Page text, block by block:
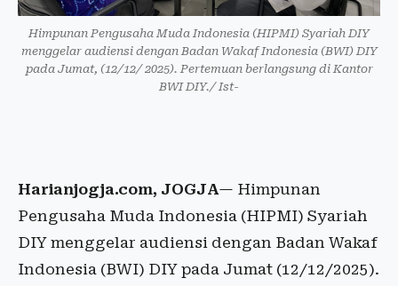
Himpunan Pengusaha Muda Indonesia (HIPMI) Syariah DIY
menggelar audiensi dengan Badan Wakaf Indonesia (BWI) DIY
pada Jumat, (12/12/ 2025). Pertemuan berlangsung di Kantor
BWI DIY./ Ist-
Harianjogja.com, JOGJA— Himpunan
Pengusaha Muda Indonesia (HIPMI) Syariah
DIY menggelar audiensi dengan Badan Wakaf
Indonesia (BWI) DIY pada Jumat (12/12/2025).